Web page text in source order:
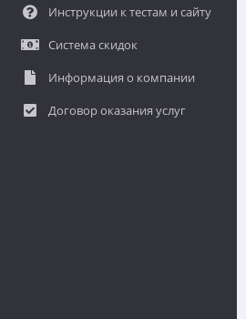
Инструкции к тестам и сайту
Система скидок
Информация о компании
Договор оказания услуг